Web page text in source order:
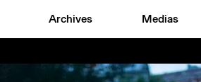
Archives Medias